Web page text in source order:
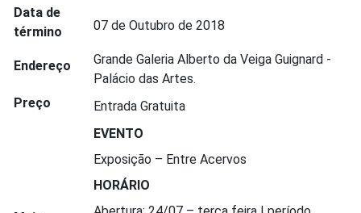
Data de
término
07 de Outubro de 2018
Endereço
Grande Galeria Alberto da Veiga Guignard -
Palácio das Artes.
Preço
Entrada Gratuita
EVENTO
Exposição – Entre Acervos
HORÁRIO